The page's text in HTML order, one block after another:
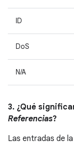
ID
DoS
N/A
3. ¿Qué
Referencias?
Las entradas de